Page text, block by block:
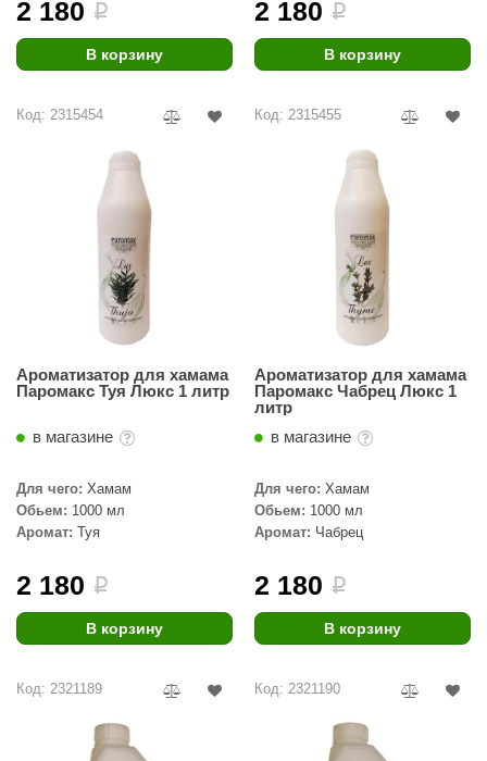
2 180 i
В корзину
2 180 i
В корзину
Код: 2315454
Ароматизатор для хамама
Паромакс Туя Люкс 1 литр
в магазине
Для чего: Хамам
Обьем: 1000 мл
Аромат: Туя
2 180 i
В корзину
Код: 2315455
Ароматизатор для хамама
Паромакс Чабрец Люкс 1
литр
в магазине
Для чего: Хамам
Обьем: 1000 мл
Аромат: Чабрец
2 180 i
В корзину
Код: 2321189 Код: 2321190